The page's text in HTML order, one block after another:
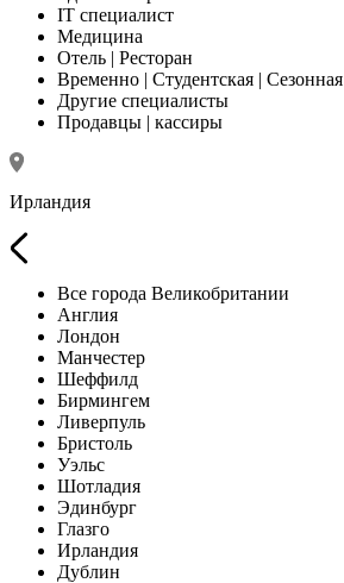
IT специалист
Медицина
Отель | Ресторан
Временно | Студентская | Сезонная
Другие специалисты
Продавцы | кассиры
Ирландия
Все города Великобритании
Англия
Лондон
Манчестер
Шеффилд
Бирмингем
Ливерпуль
Бристоль
Уэльс
Шотладия
Эдинбург
Глазго
Ирландия
Дублин